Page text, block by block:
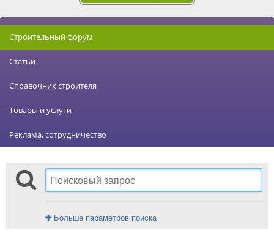
Строительный форум
Статьи
Справочник строителя
Товары и услуги
Реклама, сотрудничество
Больше параметров поиска